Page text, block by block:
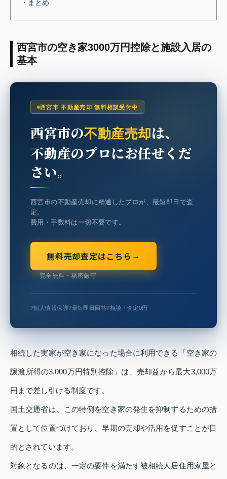
・まとめ
西宮市の空き家3000万円控除と施設入居の
基本
西宮市 不動産売却 無料相談受付中
西宮市の不動産売却は、
不動産のプロにお任せくだ
さい。
西宮市の不動産売却に精通したプロが、最短即日で査
定。
費用・手数料は一切不要です。
無料売却査定はこちら →
完全無料・秘密厳守
?個人情報保護?最短即日回答?相談・査定0円
相続した実家が空き家になった場合に利用できる「空き家の
譲渡所得の3,000万円特別控除」は、売却益から最大3,000万
円まで差し引ける制度です。
国土交通省は、この特例を空き家の発生を抑制するための措
置として位置づけており、早期の売却や活用を促すことが目
的とされています。
対象となるのは、一定の要件を満たす被相続人居住用家屋と